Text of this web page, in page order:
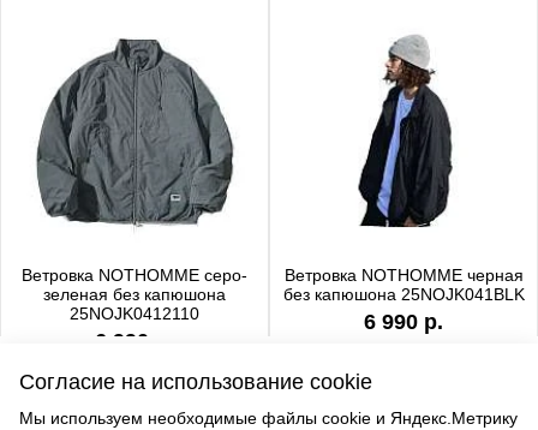
Ветровка NOTHOMME серо-
зеленая без капюшона
25NOJK0412110
6 990 р.
Ветровка NOTHOMME черная
без капюшона 25NOJK041BLK
6 990 р.
Согласие на использование cookie
Мы используем необходимые файлы cookie и Яндекс.Метрику